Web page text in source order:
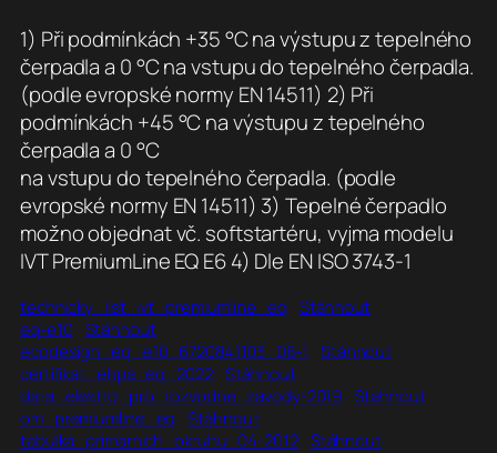
1) Při podmínkách +35 °C na výstupu z tepelného
čerpadla a 0 °C na vstupu do tepelného čerpadla.
(podle evropské normy EN 14511) 2) Při
podmínkách +45 °C na výstupu z tepelného
čerpadla a 0 °C
na vstupu do tepelného čerpadla. (podle
evropské normy EN 14511) 3) Tepelné čerpadlo
možno objednat vč. softstartéru, vyjma modelu
IVT PremiumLine EQ E6 4) Dle EN ISO 3743-1
technicky_list_ivt_premiumline_eq Stáhnout
eq-e10 Stáhnout
ecodesign_eq_e10_6720841103_08-1
Stáhnout
certifikat_ehpa_eq_2022 Stáhnout
data_elektro_pro_rozvodne_zavody-2019 Stáhnout
om_premiumline_eq
Stáhnout
tabulka_primarnich_okruhu_04-2012 Stáhnout